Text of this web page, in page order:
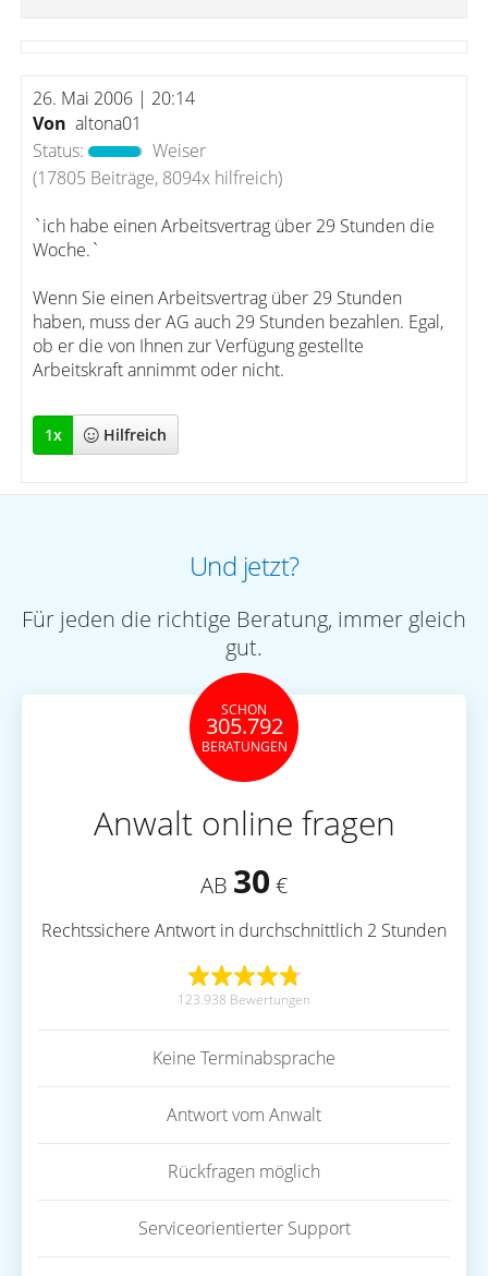
26. Mai 2006 | 20:14
Von altona01
Status:
Weiser
(17805 Beiträge, 8094x hilfreich)
`ich habe einen Arbeitsvertrag über 29 Stunden die
Woche.`
Wenn Sie einen Arbeitsvertrag über 29 Stunden
haben, muss der AG auch 29 Stunden bezahlen. Egal,
ob er die von Ihnen zur Verfügung gestellte
Arbeitskraft annimmt oder nicht.
1x Hilfreich
Und jetzt?
Für jeden die richtige Beratung, immer gleich
gut.
SCHON
305.792
BERATUNGEN
Anwalt online fragen
AB 30 €
Rechtssichere Antwort in durchschnittlich 2 Stunden
123.938 Bewertungen
Keine Terminabsprache
Antwort vom Anwalt
Rückfragen möglich
Serviceorientierter Support